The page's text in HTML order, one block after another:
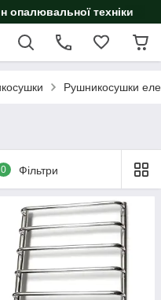
опалювальної техніки
Рушникосушки
0 Фільтри